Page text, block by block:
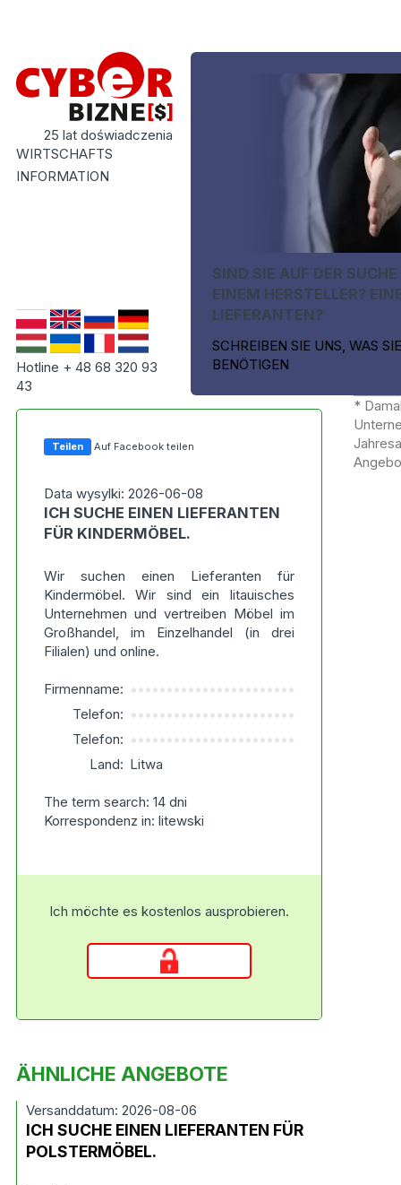
25 lat doświadczenia
WIRTSCHAFTS
INFORMATION
Hotline + 48 68 320 93
43
SIND SIE AUF DER
EINEM HERSTELLER?
LIEFERANTEN?
SCHREIBEN SIE UNS, WAS SIE
BENÖTIGEN
Teilen Auf Facebook teilen
Data wysylki: 2026-06-08
ICH SUCHE EINEN LIEFERANTEN
FÜR KINDERMÖBEL.
Wir suchen einen Lieferanten für
Kindermöbel. Wir sind ein litauisches
Unternehmen und vertreiben Möbel im
Großhandel, im Einzelhandel (in drei
Filialen) und online.
Firmenname: ***********************
Telefon: ***********************
Telefon: ***********************
Land: Litwa
The term search: 14 dni
Korrespondenz in: litewski
Ich möchte es kostenlos ausprobieren.
*
ÄHNLICHE ANGEBOTE
Versanddatum: 2026-08-06
ICH SUCHE EINEN LIEFERANTEN FÜR
POLSTERMÖBEL.